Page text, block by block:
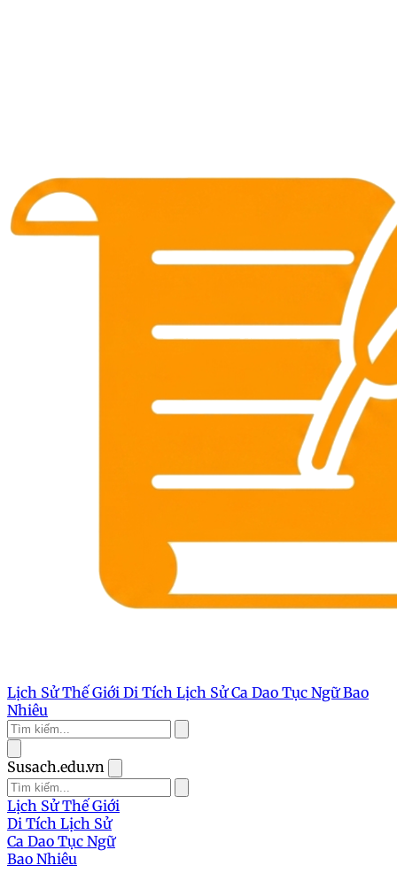
Lịch Sử Thế Giới Di Tích Lịch SửCa Dao Tục NgữBao
Nhiêu
Susach.edu.vn
Lịch Sử Thế Giới
Di Tích Lịch Sử
Ca Dao Tục Ngữ
Bao Nhiêu